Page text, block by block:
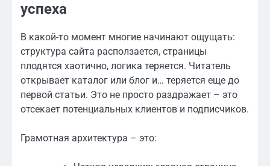
успеха
В какой-то момент многие начинают ощущать:
структура сайта расползается, страницы
плодятся хаотично, логика теряется. Читатель
открывает каталог или блог и… теряется еще до
первой статьи. Это не просто раздражает – это
отсекает потенциальных клиентов и подписчиков.
Грамотная архитектура – это: